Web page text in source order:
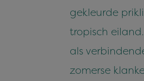
gekleurde
tropisch
als
zomerse